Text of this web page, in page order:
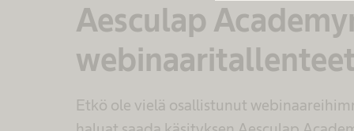
Aesculap
webinaaritallenteet
Etkö ole vielä osallistunut